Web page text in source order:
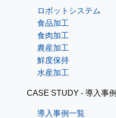
ロボットシステム
食品加工
食肉加工
農産加工
鮮度保持
水産加工
CASE STUDY - 導入事例
導入事例一覧